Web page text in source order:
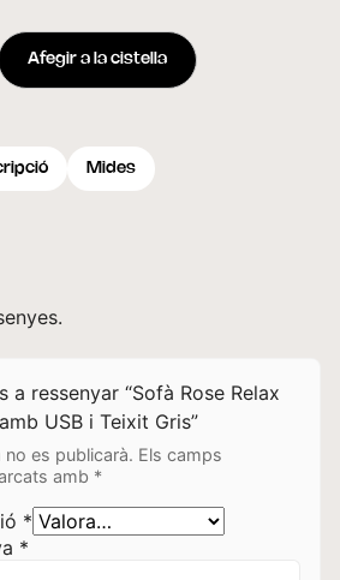
Afegir a la cistella
Mides
a ressenyar “Sofà Rose Relax
USB i Teixit Gris”
no es publicarà. Els camps
amb *
*
*